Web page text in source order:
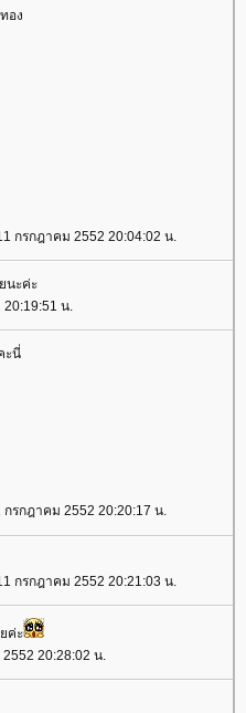
อง
กรกฎาคม 2552 20:04:02 น.
นะค่ะ
20:19:51 น.
ะนี่
กรกฎาคม 2552 20:20:17 น.
กรกฎาคม 2552 20:21:03 น.
ค่ะ
20:28:02 น.